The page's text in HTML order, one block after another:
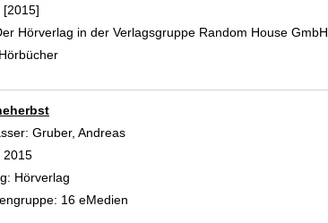
[2015]
Hörverlag in der Verlagsgruppe Random House GmbH
Gruber, Andreas
2015
Hörverlag
16 eMedien